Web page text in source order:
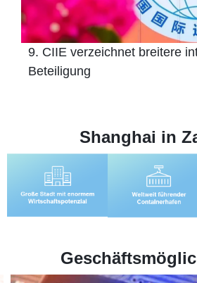
9. CIIE verzeichnet breitere
Beteiligung
Shanghai in